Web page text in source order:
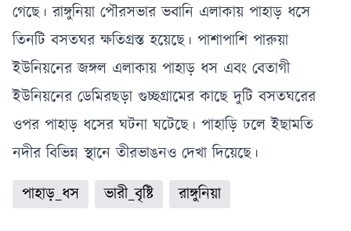
গেছে। রাঙ্গুনিয়া পৌরসভার ভবানি এলাকায় পাহাড় ধসে
তিনটি বসতঘর ক্ষতিগ্রস্ত হয়েছে। পাশাপাশি পারুয়া
ইউনিয়নের জঙ্গল এলাকায় পাহাড় ধস এবং বেতাগী
ইউনিয়নের ডেমিরছড়া গুচ্ছগ্রামের কাছে দুটি বসতঘরের
ওপর পাহাড় ধসের ঘটনা ঘটেছে। পাহাড়ি ঢলে ইছামতি
নদীর বিভিন্ন স্থানে তীরভাঙনও দেখা দিয়েছে।
পাহাড়_ধস
ভারী_বৃষ্টি রাঙ্গুনিয়া